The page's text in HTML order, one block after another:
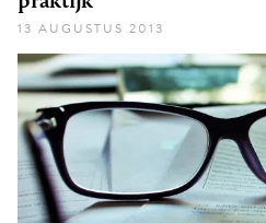
13 AUGUSTUS 2013